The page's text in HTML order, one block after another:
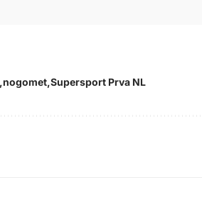
nogomet Supersport Prva NL